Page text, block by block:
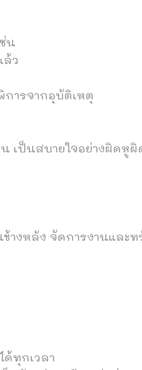
น
ล้ว
ารจากอุบัติเหตุ
เป็นสบายใจอย่างผิดหูผิ
างหลัง จัดการงานและ
ด้ทุกเวลา